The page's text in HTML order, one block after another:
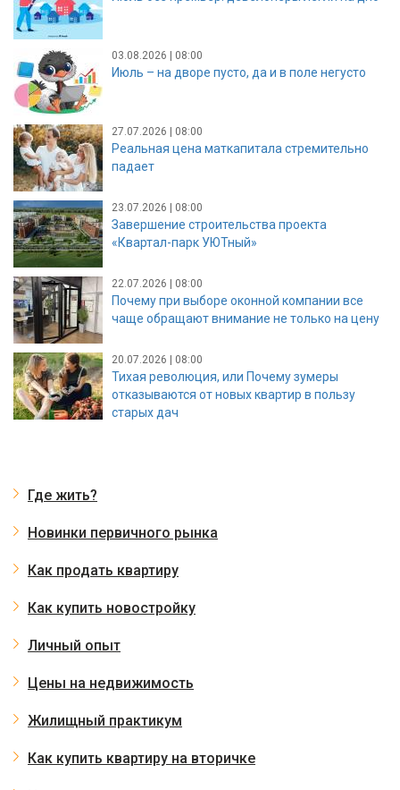
03.08.2026 | 08:00
Июль – на дворе пусто, да и в поле негусто
27.07.2026 | 08:00
Реальная цена маткапитала стремительно
падает
23.07.2026 | 08:00
Завершение строительства проекта
«Квартал-парк УЮТный»
22.07.2026 | 08:00
Почему при выборе оконной компании все
чаще обращают внимание не только на цену
20.07.2026 | 08:00
Тихая революция, или Почему зумеры
отказываются от новых квартир в пользу
старых дач
Где жить?
Новинки первичного рынка
Как продать квартиру
Как купить новостройку
Личный опыт
Цены на недвижимость
Жилищный практикум
Как купить квартиру на вторичке